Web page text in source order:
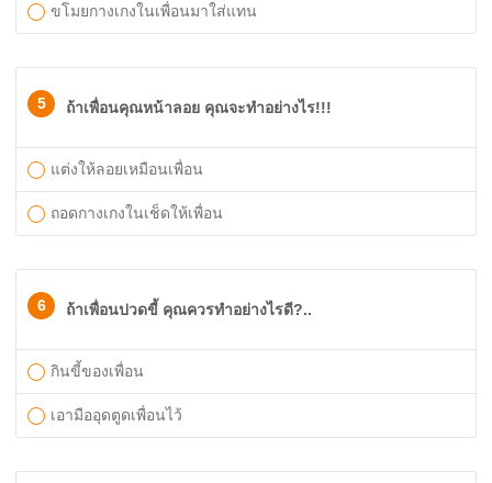
ขโมยกางเกงในเพื่อนมาใส่แทน
5 ถ้าเพื่อนคุณหน้าลอย คุณจะทำอย่างไร!!!
แต่งให้ลอยเหมือนเพื่อน
ถอดกางเกงในเช็ดให้เพื่อน
6 ถ้าเพื่อนปวดขี้ คุณควรทำอย่างไรดี?..
กินขี้ของเพื่อน
เอามืออุดตูดเพื่อนไว้